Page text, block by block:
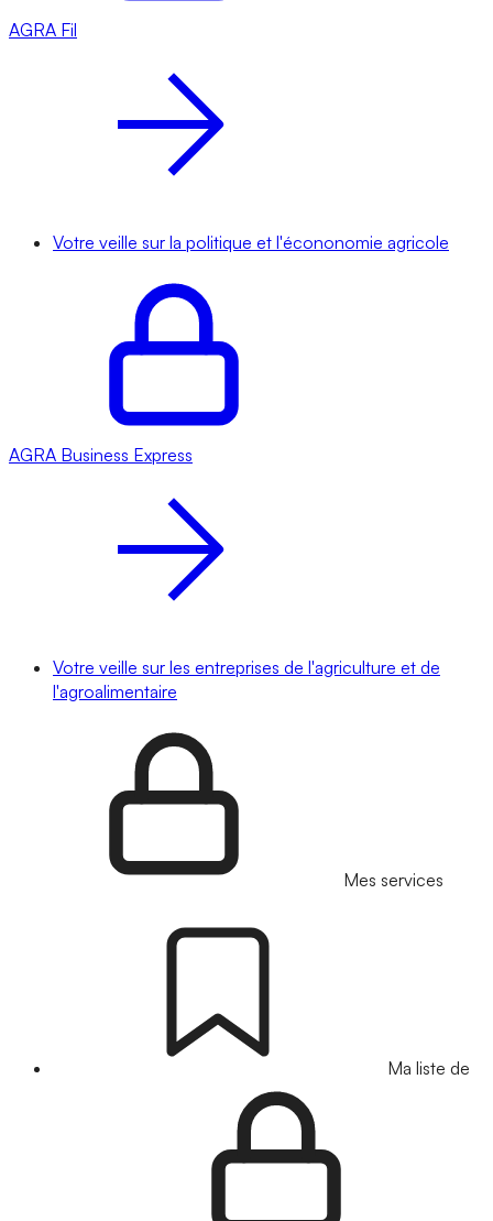
AGRA Fil
Votre veille sur la politique et l'écononomie agricole
AGRA Business Express
Votre veille sur les entreprises de l'agriculture et de
l'agroalimentaire
Mes services
Ma liste de